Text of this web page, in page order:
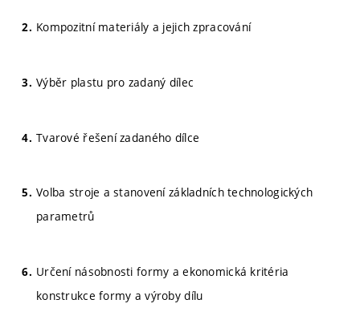
Kompozitní materiály a jejich zpracování
Výběr plastu pro zadaný dílec
Tvarové řešení zadaného dílce
Volba stroje a stanovení základních technologických
parametrů
Určení násobnosti formy a ekonomická kritéria
konstrukce formy a výroby dílu